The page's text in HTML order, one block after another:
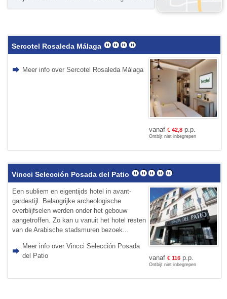
Sercotel Rosaleda Málaga
Meer info over Sercotel Rosaleda Málaga
vanaf € 42,8p.p.
Ontbijt niet inbegrepen
Vincci Selección Posada del Patio
Een subliem en eigentijds hotel in avant-
gardestijl. Belangrijke archeologische
overblijfselen werden onder het gebouw
aangetroffen. Zo kan u vanuit het hotel resten
van de Arabische stadsmuren bezoek...
Meer info over Vincci Selección Posada
del Patio
vanaf € 116p.p.
Ontbijt niet inbegrepen